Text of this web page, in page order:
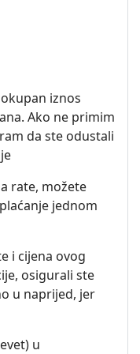
iznos
Ako ne primim
da ste odustali
rate, možete
jednom
i cijena ovog
osigurali ste
u naprijed, jer
u